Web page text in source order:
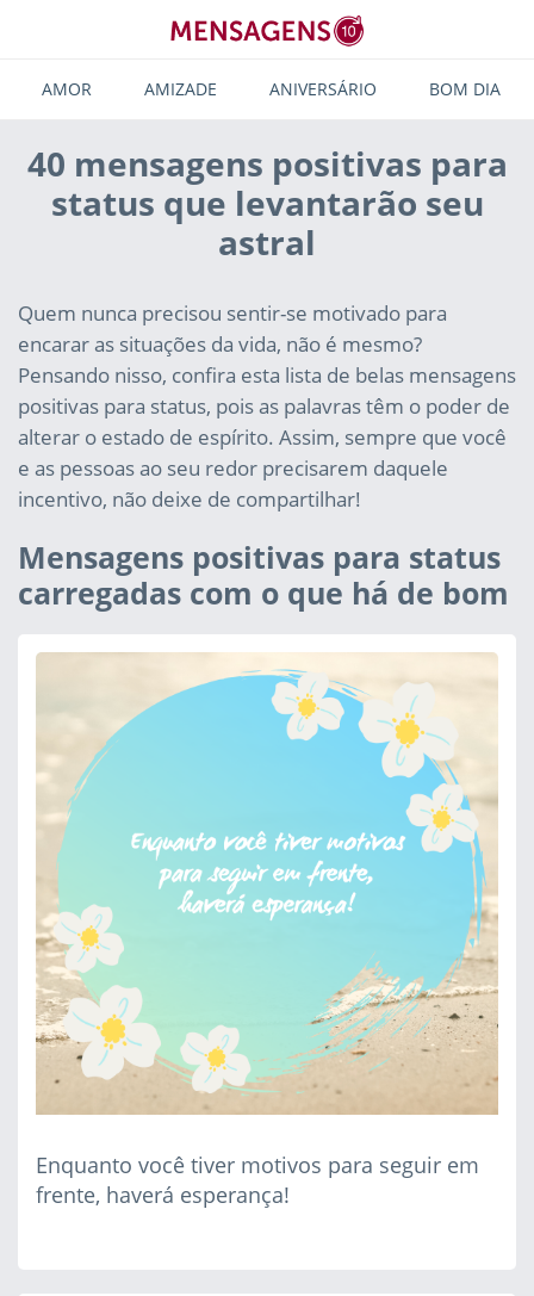
AMOR AMIZADE ANIVERSÁRIO BOM DIA
40 mensagens positivas para
status que levantarão seu
astral
Quem nunca precisou sentir-se motivado para
encarar as situações da vida, não é mesmo?
Pensando nisso, confira esta lista de belas mensagens
positivas para status, pois as palavras têm o poder de
alterar o estado de espírito. Assim, sempre que você
e as pessoas ao seu redor precisarem daquele
incentivo, não deixe de compartilhar!
Mensagens positivas para status
carregadas com o que há de bom
Enquanto você tiver motivos para seguir em
frente, haverá esperança!